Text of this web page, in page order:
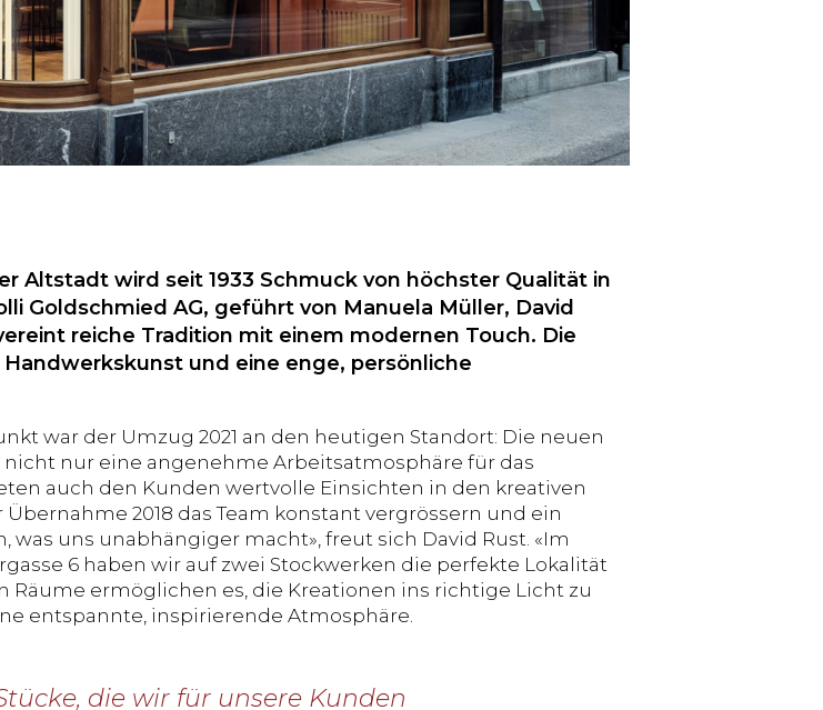
Altstadt wird seit 1933 Schmuck von höchster Qualität in
Goldschmied AG, geführt von Manuela Müller, David
reiche Tradition mit einem modernen Touch. Die
und eine enge, persönliche
war der Umzug 2021 an den heutigen Standort: Die neuen
nur eine angenehme Arbeitsatmosphäre für das
auch den Kunden wertvolle Einsichten in den kreativen
Übernahme 2018 das Team konstant vergrössern und ein
was uns unabhängiger macht», freut sich David Rust. «Im
6 haben wir auf zwei Stockwerken die perfekte Lokalität
Räume ermöglichen es, die Kreationen ins richtige Licht zu
entspannte, inspirierende Atmosphäre.
die wir für unsere Kunden